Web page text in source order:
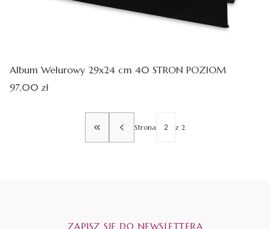
Album Welurowy 29x24 cm 40 STRON POZIOM
Cena
97,00 zł
WRÓĆ DO PIERWSZEJ STRONY Z
Strona z 2
ZAPISZ SIĘ DO NEWSLETTERA